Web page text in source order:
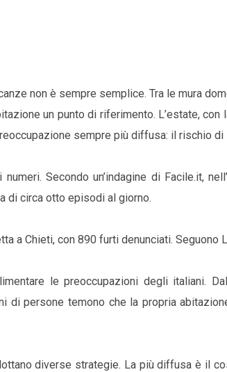
non è sempre semplice. Tra le mura
un punto di riferimento. L’estate,
sempre più diffusa: il rischio di
Secondo un’indagine di Facile.it,
di circa otto episodi al giorno.
a Chieti, con 890 furti denunciati. Seguono
le preoccupazioni degli italiani.
di persone temono che la propria
diverse strategie. La più diffusa è il